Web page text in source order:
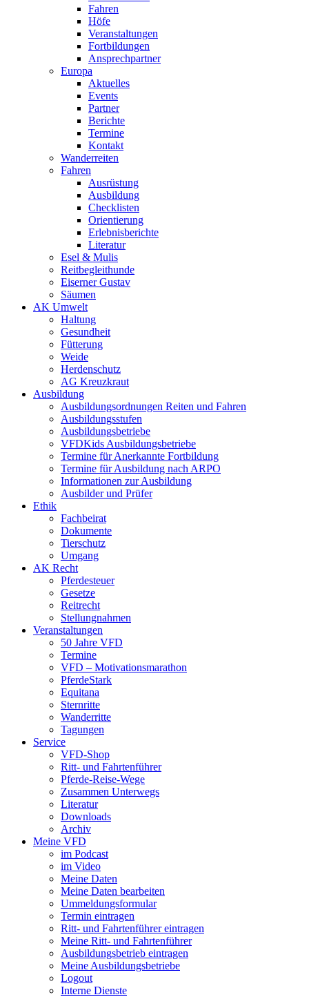
Fahren
Höfe
Veranstaltungen
Fortbildungen
Ansprechpartner
Europa
Aktuelles
Events
Partner
Berichte
Termine
Kontakt
Wanderreiten
Fahren
Ausrüstung
Ausbildung
Checklisten
Orientierung
Erlebnisberichte
Literatur
Esel & Mulis
Reitbegleithunde
Eiserner Gustav
Säumen
AK Umwelt
Haltung
Gesundheit
Fütterung
Weide
Herdenschutz
AG Kreuzkraut
Ausbildung
Ausbildungsordnungen Reiten und Fahren
Ausbildungsstufen
Ausbildungsbetriebe
VFDKids Ausbildungsbetriebe
Termine für Anerkannte Fortbildung
Termine für Ausbildung nach ARPO
Informationen zur Ausbildung
Ausbilder und Prüfer
Ethik
Fachbeirat
Dokumente
Tierschutz
Umgang
AK Recht
Pferdesteuer
Gesetze
Reitrecht
Stellungnahmen
Veranstaltungen
50 Jahre VFD
Termine
VFD – Motivationsmarathon
PferdeStark
Equitana
Sternritte
Wanderritte
Tagungen
Service
VFD-Shop
Ritt- und Fahrtenführer
Pferde-Reise-Wege
Zusammen Unterwegs
Literatur
Downloads
Archiv
Meine VFD
im Podcast
im Video
Meine Daten
Meine Daten bearbeiten
Ummeldungsformular
Termin eintragen
Ritt- und Fahrtenführer eintragen
Meine Ritt- und Fahrtenführer
Ausbildungsbetrieb eintragen
Meine Ausbildungsbetriebe
Logout
Interne Dienste